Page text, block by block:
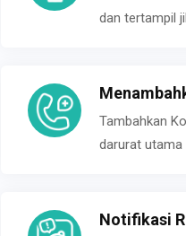
dan tertampil
Tambahkan
darurat utama
Notifikasi